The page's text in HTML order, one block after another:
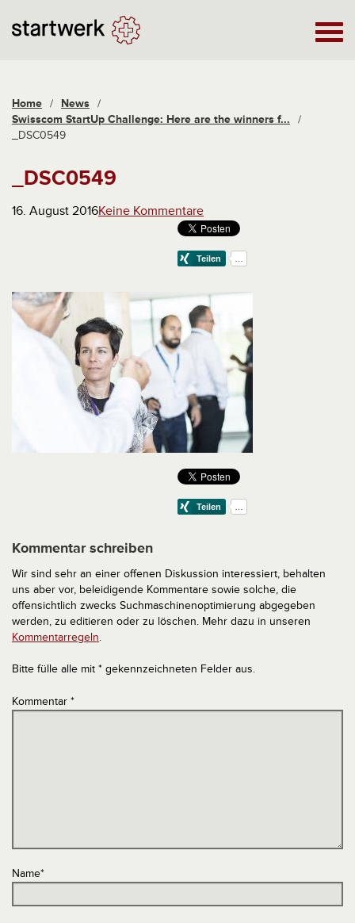
Home / News /
Swisscom StartUp Challenge: Here are the winners f...
/
_DSC0549
_DSC0549
16. August 2016Keine Kommentare
Kommentar schreiben
Wir sind sehr an einer offenen Diskussion interessiert, behalten
uns aber vor, beleidigende Kommentare sowie solche, die
offensichtlich zwecks Suchmaschinenoptimierung abgegeben
werden, zu editieren oder zu löschen. Mehr dazu in unseren
Kommentarregeln.
Bitte fülle alle mit * gekennzeichneten Felder aus.
Kommentar *
Name*